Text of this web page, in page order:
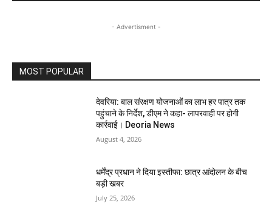
- Advertisment -
MOST POPULAR
देवरिया: बाल संरक्षण योजनाओं का लाभ हर पात्र तक
पहुंचाने के निर्देश, डीएम ने कहा- लापरवाही पर होगी
कार्रवाई। Deoria News
August 4, 2026
धर्मेंद्र प्रधान ने दिया इस्तीफा: छात्र आंदोलन के बीच
बड़ी खबर
July 25, 2026